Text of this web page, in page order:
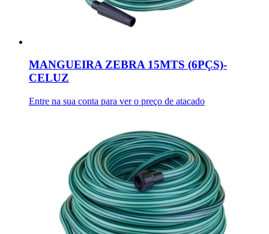
MANGUEIRA ZEBRA 15MTS (6PÇS)-
CELUZ
Entre na sua conta para ver o preço de atacado